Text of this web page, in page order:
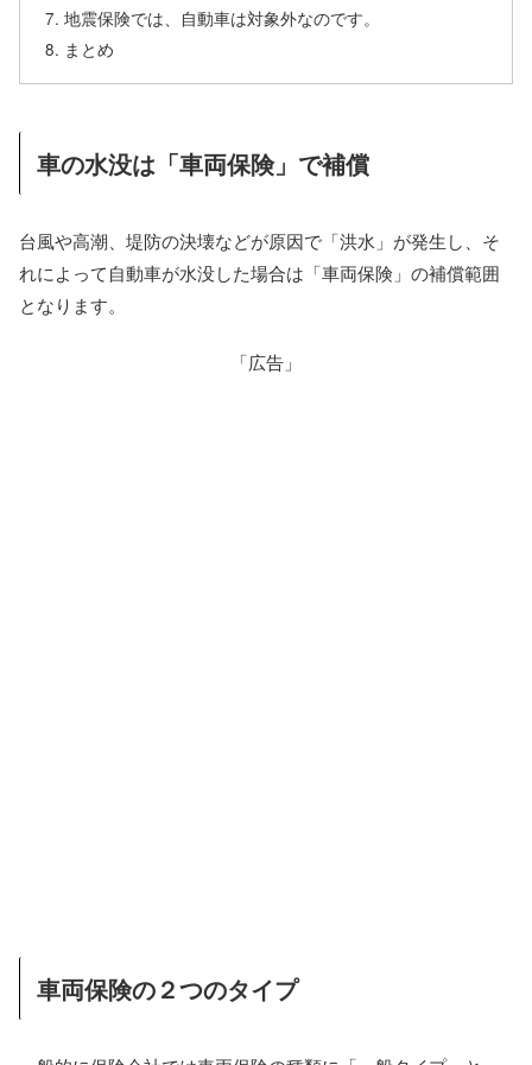
地震保険では、自動車は対象外なのです。
まとめ
車の水没は「車両保険」で補償
台風や高潮、堤防の決壊などが原因で「洪水」が発生し、そ
れによって自動車が水没した場合は「車両保険」の補償範囲
となります。
「広告」
車両保険の２つのタイプ